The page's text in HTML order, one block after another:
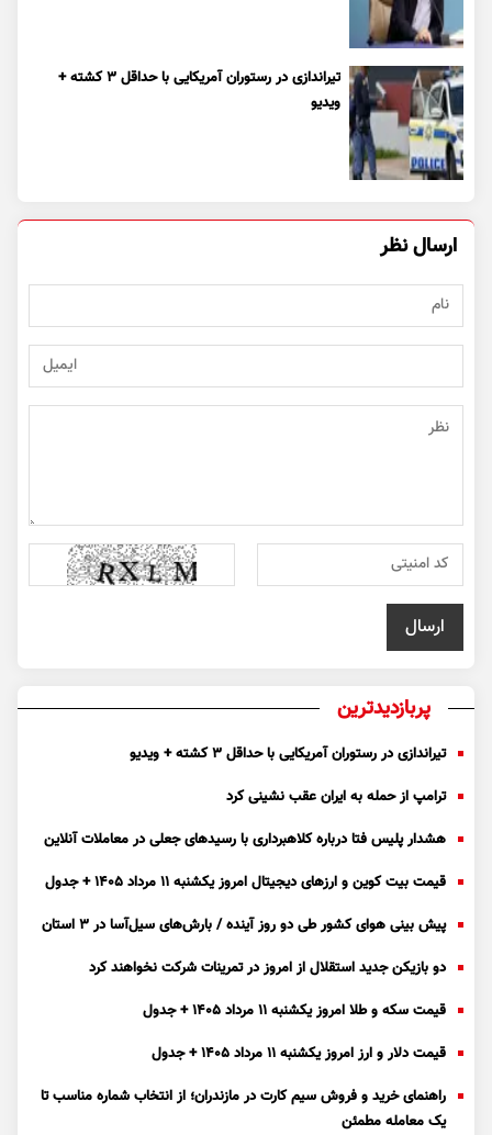
تیراندازی در رستوران آمریکایی با حداقل ۳ کشته +
ویدیو
ارسال نظر
پربازدیدترین
تیراندازی در رستوران آمریکایی با حداقل ۳ کشته + ویدیو
ترامپ از حمله به ایران عقب نشینی کرد
هشدار پلیس فتا درباره کلاهبرداری با رسید‌های جعلی در معاملات آنلاین
قیمت بیت کوین و ارز‌های دیجیتال امروز یکشنبه ۱۱ مرداد ۱۴۰۵ + جدول
پیش بینی هوای کشور طی دو روز آینده / بارش‌های سیل‌آسا در ۳ استان
دو بازیکن جدید استقلال از امروز در تمرینات شرکت نخواهند کرد
قیمت سکه و طلا امروز یکشنبه ۱۱ مرداد ۱۴۰۵ + جدول
قیمت دلار و ارز امروز یکشنبه ۱۱ مرداد ۱۴۰۵ + جدول
راهنمای خرید و فروش سیم کارت در مازندران؛ از انتخاب شماره مناسب تا
یک معامله مطمئن